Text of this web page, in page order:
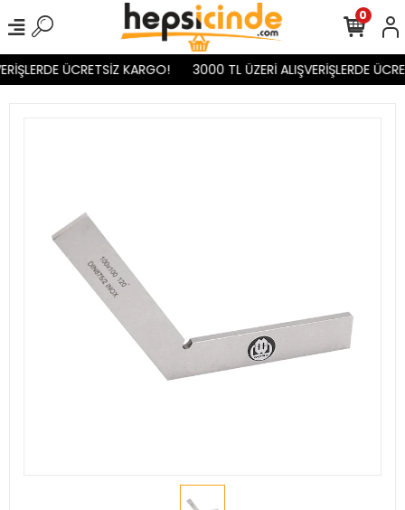
ÜCRETSİZ KARGO! 3000 TL ÜZERİ ALIŞVERİŞLERDE
0